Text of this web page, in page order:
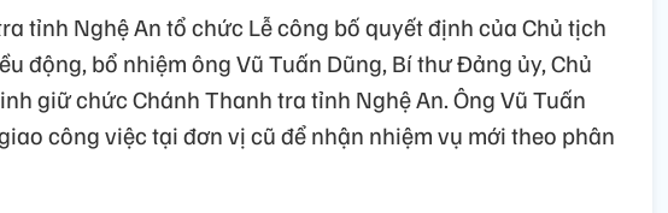
tỉnh Nghệ An tổ chức Lễ công bố quyết định của Chủ tịch
động, bổ nhiệm ông Vũ Tuấn Dũng, Bí thư Đảng ủy, Chủ
giữ chức Chánh Thanh tra tỉnh Nghệ An. Ông Vũ Tuấn
công việc tại đơn vị cũ để nhận nhiệm vụ mới theo phân